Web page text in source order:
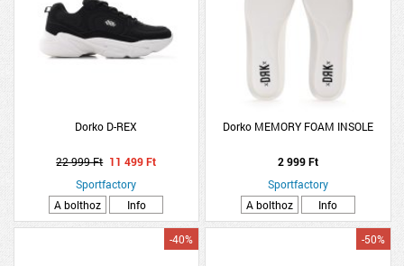
Dorko D-REX
22 999 Ft 11 499 Ft
Sportfactory
A bolthoz
Info
Dorko MEMORY FOAM INSOLE
2 999 Ft
Sportfactory
A bolthoz
Info
-40% -50%